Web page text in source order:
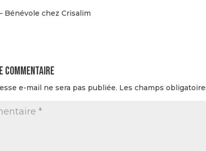
Bénévole chez Crisalim
commentaire
e-mail ne sera pas publiée. Les champs